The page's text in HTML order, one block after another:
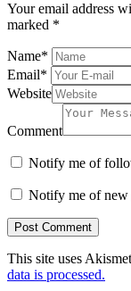
Your email address
marked *
Name*
Email*
Website
Comment
Notify me of
Notify me of new
This site uses
data is processed.